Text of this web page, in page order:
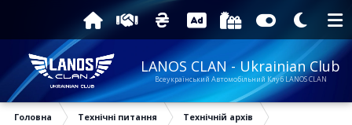
LANOS CLAN - Ukrainian Club
Всеукраїнський Автомобільний Клуб LANOS CLAN
Головна Технічні питання Технічній архів